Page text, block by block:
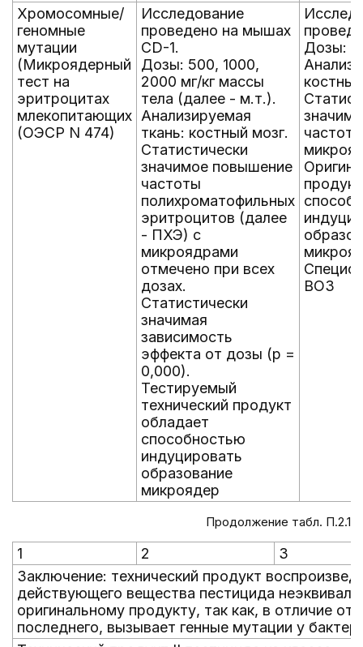
Хромосомные/
геномные
мутации
(Микроядерный
тест на
эритроцитах
млекопитающих
(ОЭСР N 474)
Исследование
проведено на мышах
CD-1.
Дозы: 500, 1000,
2000 мг/кг массы
тела (далее - м.т.).
Анализируемая
ткань: костный мозг.
Статистически
значимое повышение
частоты
полихроматофильных
эритроцитов (далее
- ПХЭ) с
микроядрами
отмечено при всех
дозах.
Статистически
значимая
зависимость
эффекта от дозы (p =
0,000).
Тестируемый
технический продукт
обладает
способностью
индуцировать
образование
микроядер
Дозы:
ВОЗ
Продолжение табл. П.2.1
1 2
3
Заключение: технический продукт
действующего вещества пестицида
оригинальному продукту, так как, в отличие от
последнего, вызывает генные мутации у